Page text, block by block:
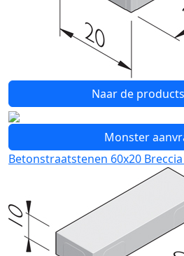
Naar de
Monster
Betonstraatstenen 60x20